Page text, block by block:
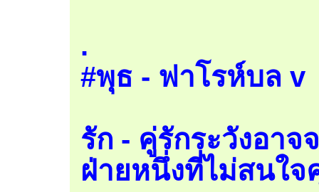
.
#พุธ - ฟาโรห์บล v
รัก - คู่รักระวังอา
ฝ่ายหนึ่งที่ไม่สนใ